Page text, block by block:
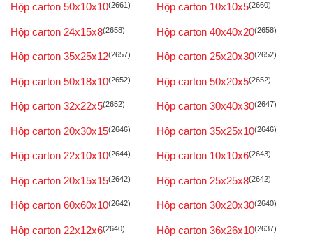
Hộp carton 50x10x10(2661) Hộp carton 10x10x5(2660)
Hộp carton 24x15x8(2658) Hộp carton 40x40x20(2658)
Hộp carton 35x25x12(2657) Hộp carton 25x20x30(2652)
Hộp carton 50x18x10(2652) Hộp carton 50x20x5(2652)
Hộp carton 32x22x5(2652) Hộp carton 30x40x30(2647)
Hộp carton 20x30x15(2646) Hộp carton 35x25x10(2646)
Hộp carton 22x10x10(2644) Hộp carton 10x10x6(2643)
Hộp carton 20x15x15(2642) Hộp carton 25x25x8(2642)
Hộp carton 60x60x10(2642) Hộp carton 30x20x30(2640)
Hộp carton 22x12x6(2640) Hộp carton 36x26x10(2637)